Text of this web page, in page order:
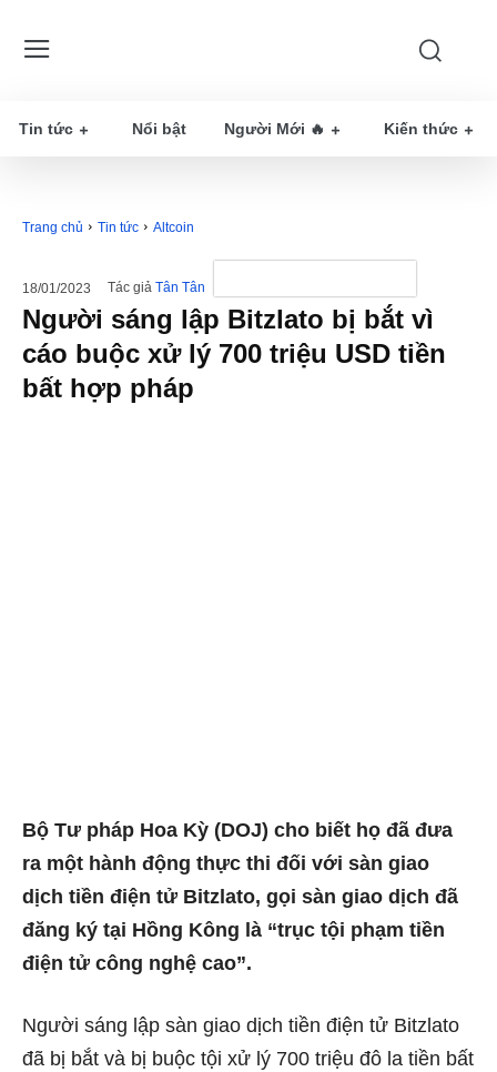
Tin tức Nổi bật Người Mới 🔥 Kiến thức
Trang chủ Tin tức Altcoin
18/01/2023 Tác giả Tân Tân
Người sáng lập Bitzlato bị bắt vì
cáo buộc xử lý 700 triệu USD tiền
bất hợp pháp
Bộ Tư pháp Hoa Kỳ (DOJ) cho biết họ đã đưa
ra một hành động thực thi đối với sàn giao
dịch tiền điện tử Bitzlato, gọi sàn giao dịch đã
đăng ký tại Hồng Kông là “trục tội phạm tiền
điện tử công nghệ cao”.
Người sáng lập sàn giao dịch tiền điện tử Bitzlato
đã bị bắt và bị buộc tội xử lý 700 triệu đô la tiền bất